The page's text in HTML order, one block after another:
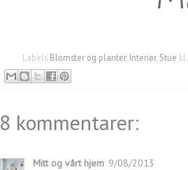
Labels Blomster og planter, Interiør, Stue kl.
8 kommentarer:
Mitt og vårt hjem 9/08/2013